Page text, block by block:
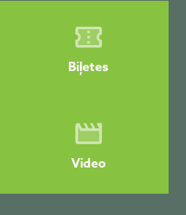
Biļetes
Video